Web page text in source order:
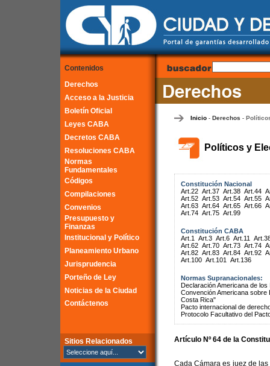
Contenidos
Derechos
Acceso a la Justicia
Boletín Oficial
Leyes CABA
Decretos CABA
Resoluciones CABA
Normas
Fundamentales
Códigos
Compilaciones
Convenios
Presupuesto y
Finanzas
Institucional y Político
Planeamiento Urbano
Jurisprudencia
Porteño de Ley
Noticias de la Ciudad
Contáctenos
Sitios Relacionados
Inicio- Derechos -
Políticos y
Constitución Nacional
Art.22 Art.37 Art.38 Art.44
Art.52 Art.53 Art.54 Art.55
Art.63 Art.64 Art.65 Art.66
Art.74 Art.75 Art.99
Constitución CABA
Art.1
Art.3 Art.6 Art.11
Art.62 Art.70 Art.73 Art.74
Art.82 Art.83 Art.84 Art.92
Art.100 Art.101 Art.136
Normas Supranacionales:
Declaración Americana de
Convención Americana
Costa Rica"
Pacto internacional de
Protocolo Facultativo del
Artículo Nº 64 de la
Cada Cámara es juez de